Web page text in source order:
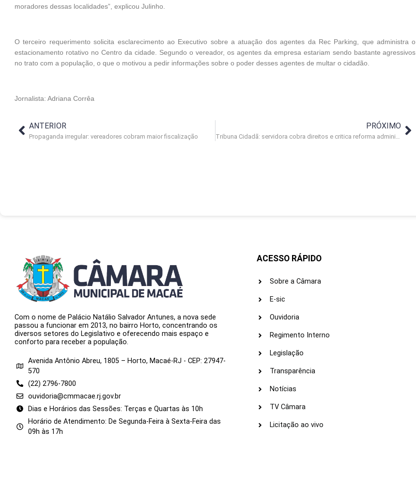
moradores dessas localidades”, explicou Julinho.
O terceiro requerimento solicita esclarecimento ao Executivo sobre a atuação dos agentes da Rec Parking, que administra o
estacionamento rotativo no Centro da cidade. Segundo o vereador, os agentes da empresa estariam sendo bastante agressivos
no trato com a população, o que o motivou a pedir informações sobre o poder desses agentes de multar o cidadão.
Jornalista: Adriana Corrêa
ANTERIOR
Propaganda irregular: vereadores cobram maior fiscalização
PRÓXIMO
Com o nome de Palácio Natálio Salvador Antunes, a nova sede
passou a funcionar em 2013, no bairro Horto, concentrando os
diversos setores do Legislativo e oferecendo mais espaço e
conforto para receber a população.
Avenida Antônio Abreu, 1805 – Horto, Macaé-RJ - CEP: 27947-
570
(22) 2796-7800
ouvidoria@cmmacae.rj.gov.br
Dias e Horários das Sessões: Terças e Quartas às 10h
Horário de Atendimento: De Segunda-Feira à Sexta-Feira das
09h às 17h
ACESSO RÁPIDO
Sobre a Câmara
E-sic
Ouvidoria
Regimento Interno
Legislação
Transparência
Notícias
TV Câmara
Licitação ao vivo